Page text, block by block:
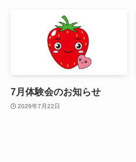
7月体験会のお知らせ
2026年7月22日